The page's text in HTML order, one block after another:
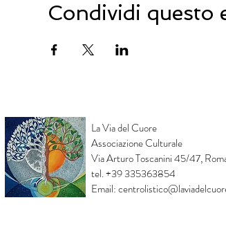
Condividi questo
La Via del Cuore
Associazione Culturale
Via Arturo Toscanini 45/47,
tel. +39 335363854
Email: